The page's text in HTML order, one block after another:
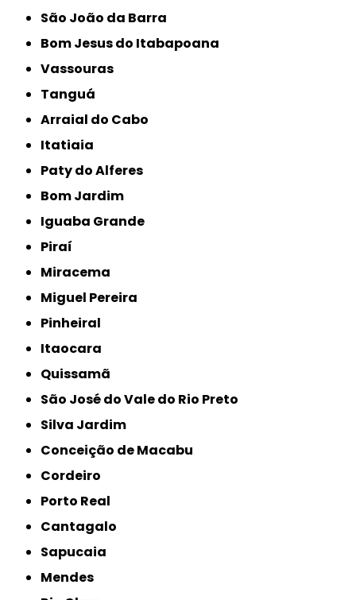
São João da Barra
Bom Jesus do Itabapoana
Vassouras
Tanguá
Arraial do Cabo
Itatiaia
Paty do Alferes
Bom Jardim
Iguaba Grande
Piraí
Miracema
Miguel Pereira
Pinheiral
Itaocara
Quissamã
São José do Vale do Rio Preto
Silva Jardim
Conceição de Macabu
Cordeiro
Porto Real
Cantagalo
Sapucaia
Mendes